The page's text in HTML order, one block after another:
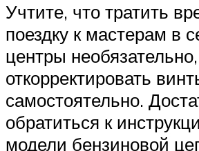
Учтите, что тратить
поездку к мастерам в
центры необязательно,
откорректировать
самостоятельно.
обратиться к
модели бензиновой